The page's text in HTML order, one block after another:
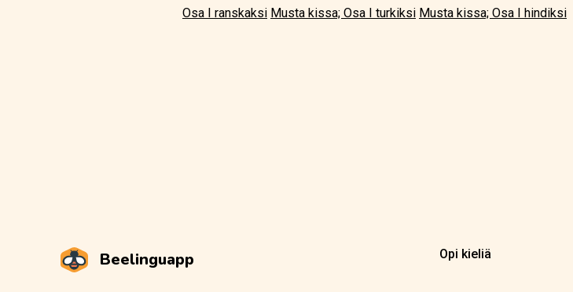
Osa I ranskaksi Musta kissa; Osa I turkiksi Musta kissa; Osa I hindiksi
Beelinguapp Opi kieliä